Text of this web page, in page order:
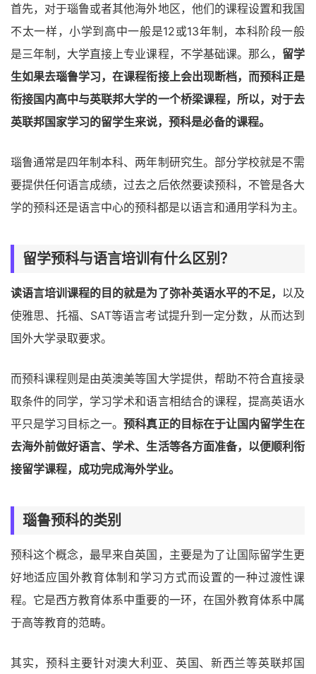
首先，对于瑙鲁或者其他海外地区，他们的课程设置和我国
不太一样，小学到高中一般是12或13年制，本科阶段一般
是三年制，大学直接上专业课程，不学基础课。那么， 留学
生如果去瑙鲁学习，在课程衔接上会出现断档，而预科正是
衔接国内高中与英联邦大学的一个桥梁课程，所以，对于去
英联邦国家学习的留学生来说，预科是必备的课程。
瑙鲁通常是四年制本科、两年制研究生。部分学校就是不需
要提供任何语言成绩，过去之后依然要读预科，不管是各大
学的预科还是语言中心的预科都是以语言和通用学科为主。
留学预科与语言培训有什么区别？
读语言培训课程的目的就是为了弥补英语水平的不足， 以及
使雅思、托福、SAT等语言考试提升到一定分数，从而达到
国外大学录取要求。
而预科课程则是由英澳美等国大学提供，帮助不符合直接录
取条件的同学，学习学术和语言相结合的课程，提高英语水
平只是学习目标之一。预科真正的目标在于让国内留学生在
去海外前做好语言、学术、生活等各方面准备，以便顺利衔
接留学课程，成功完成海外学业。
瑙鲁预科的类别
预科这个概念，最早来自英国，主要是为了让国际留学生更
好地适应国外教育体制和学习方式而设置的一种过渡性课
程。它是西方教育体系中重要的一环，在国外教育体系中属
于高等教育的范畴。
其实，预科主要针对澳大利亚、英国、新西兰等英联邦国